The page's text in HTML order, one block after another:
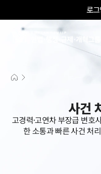
로
사건
고경력·고연차 부장급 변호
한 소통과 빠른 사건 처